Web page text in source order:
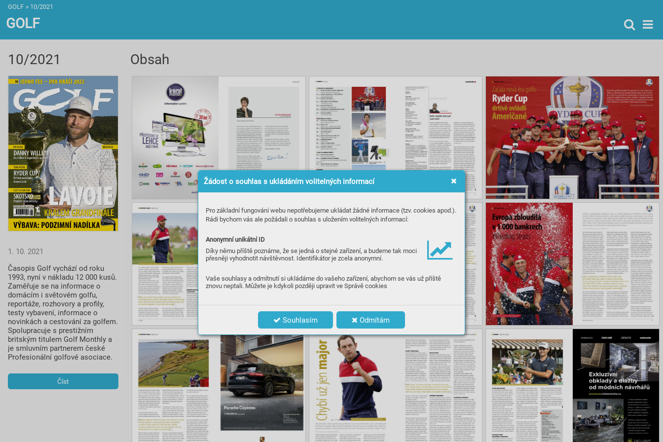
Žádost o souhlas s ukládáním volitelných informací
Pro základní fungování webu nepotřebujeme ukládat žádné informace (tzv. cookies apod.).
Rádi bychom vás ale požádali o souhlas s uložením volitelných informací:
Anonymní unikátní ID
Díky němu příště poznáme, že se jedná o stejné zařízení, a budeme tak moci
přesněji vyhodnotit návštěvnost. Identifikátor je zcela anonymní.
Vaše souhlasy a odmítnutí si ukládáme do vašeho zařízení, abychom se vás už příště
znovu neptali. Můžete je kdykoli později upravit ve Správě cookies
Souhlasím Odmítám
10/2021
1. 10. 2021
Časopis Golf vychází od roku
1993, nyní v nákladu 12 000 kusů.
Zaměřuje se na informace o
domácím i světovém golfu,
reportáže, rozhovory a profily,
testy vybavení, informace o
novinkách a cestování za golfem.
Spolupracuje s prestižním
britským titulem Golf Monthly a
je smluvním partnerem české
Profesionální golfové asociace.
Číst
Obsah
GOLF » 10/2021
GOLF